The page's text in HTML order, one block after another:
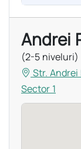
Andrei
(2-5 niveluri)
Str. Andrei
Sector 1